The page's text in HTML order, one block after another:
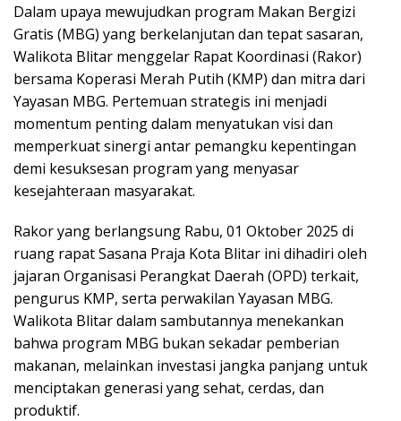
Dalam upaya mewujudkan program Makan Bergizi
Gratis (MBG) yang berkelanjutan dan tepat sasaran,
Walikota Blitar menggelar Rapat Koordinasi (Rakor)
bersama Koperasi Merah Putih (KMP) dan mitra dari
Yayasan MBG. Pertemuan strategis ini menjadi
momentum penting dalam menyatukan visi dan
memperkuat sinergi antar pemangku kepentingan
demi kesuksesan program yang menyasar
kesejahteraan masyarakat.
Rakor yang berlangsung Rabu, 01 Oktober 2025 di
ruang rapat Sasana Praja Kota Blitar ini dihadiri oleh
jajaran Organisasi Perangkat Daerah (OPD) terkait,
pengurus KMP, serta perwakilan Yayasan MBG.
Walikota Blitar dalam sambutannya menekankan
bahwa program MBG bukan sekadar pemberian
makanan, melainkan investasi jangka panjang untuk
menciptakan generasi yang sehat, cerdas, dan
produktif.